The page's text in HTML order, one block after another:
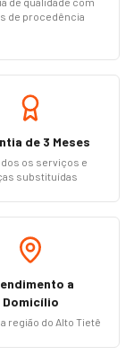
de procedência
de 3 Meses
os serviços e
substituídas
a
Domicílio
região do Alto Tietê